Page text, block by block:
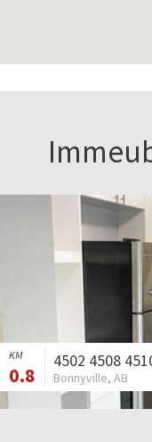
KM
0.8 Bonnyville, AB